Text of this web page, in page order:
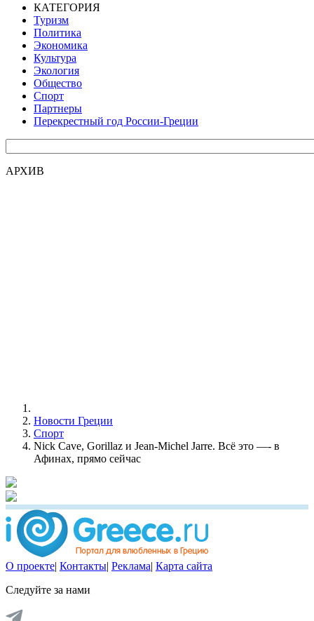
КАТЕГОРИЯ
Туризм
Политика
Экономика
Культура
Экология
Общество
Спорт
Партнеры
Перекрестный год России-Греции
АРХИВ
Новости Греции
Спорт
Nick Cave, Gorillaz и Jean-Michel Jarre. Всё это —- в
Афинах, прямо сейчас
О проекте| Контакты| Реклама| Карта сайта
Следуйте за нами